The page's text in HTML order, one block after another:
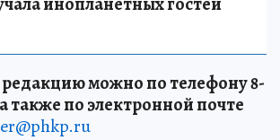
редакцию можно по телефону 8-
а также по электронной почте